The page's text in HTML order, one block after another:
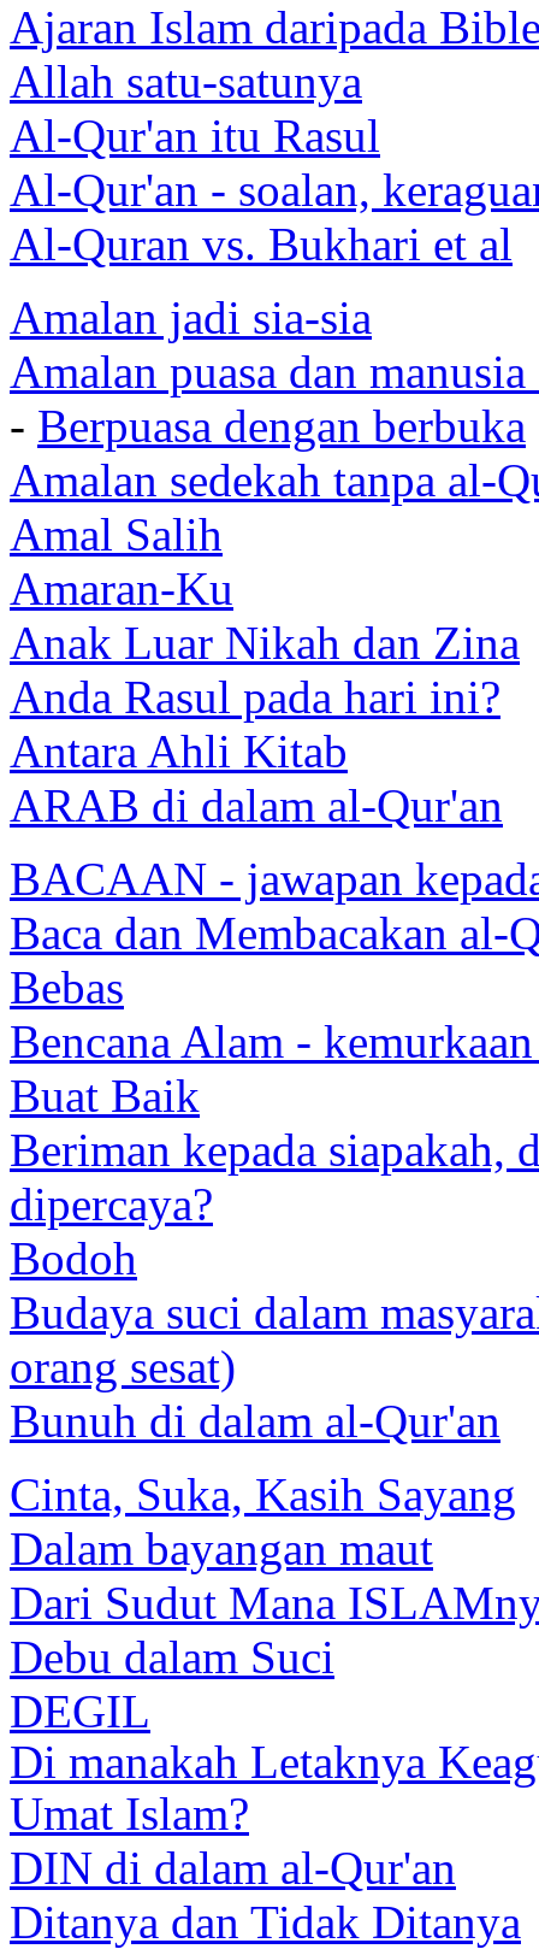
Ajaran Islam daripada
Allah satu-satunya
Al-Qur'an itu Rasul
Al-Qur'an - soalan,
Al-Quran vs. Bukhari et al
Amalan jadi sia-sia
Amalan puasa dan manusia
- Berpuasa dengan berbuka
Amalan sedekah tanpa al-
Amal Salih
Amaran-Ku
Anak Luar Nikah dan Zina
Anda Rasul pada hari ini?
Antara Ahli Kitab
ARAB di dalam al-Qur'an
BACAAN - jawapan
Baca dan Membacakan al-
Bebas
Bencana Alam -
Buat Baik
Beriman kepada siapakah,
dipercaya?
Bodoh
Budaya suci dalam
orang sesat)
Bunuh di dalam al-Qur'an
Cinta, Suka, Kasih Sayang
Dalam bayangan maut
Dari Sudut Mana
Debu dalam Suci
DEGIL
Di manakah Letaknya
Umat Islam?
DIN di dalam al-Qur'an
Ditanya dan Tidak Ditanya